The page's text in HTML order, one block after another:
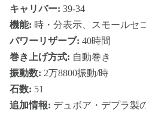
キャリバー: 39-34
機能: 時・分表示、スモールセ
パワーリザーブ: 40時間
巻き上げ方式: 自動巻き
振動数: 2万8800振動/時
石数: 51
追加情報: デュボア・デプラ製